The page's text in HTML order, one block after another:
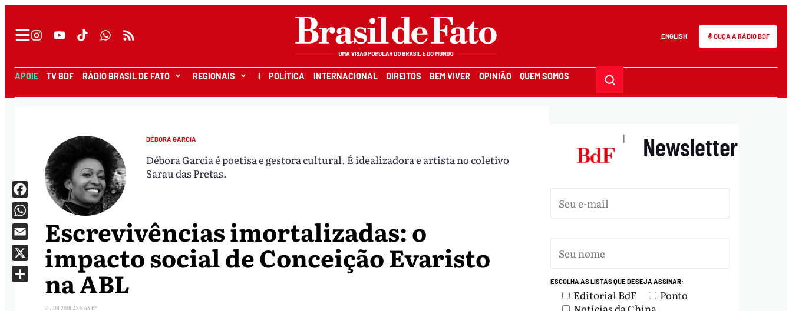
ENGLISH OUÇA A RÁDIO BDF
APOIE TV BDF RÁDIO BRASIL DE FATO REGIONAIS I POLÍTICA INTERNACIONAL DIREITOS BEM VIVER OPINIÃO QUEM SOMOS
DÉBORA GARCIA
Débora Garcia é poetisa e gestora cultural. É idealizadora e artista no coletivo
Sarau das Pretas.
Escrevivências imortalizadas: o
impacto social de Conceição Evaristo
na ABL
14.JUN.2018 ÀS 6:43 PM
Facebook
WhatsApp
Email
X
| Newsletter
ESCOLHA AS LISTAS QUE DESEJA ASSINAR:
Editorial BdF
Ponto